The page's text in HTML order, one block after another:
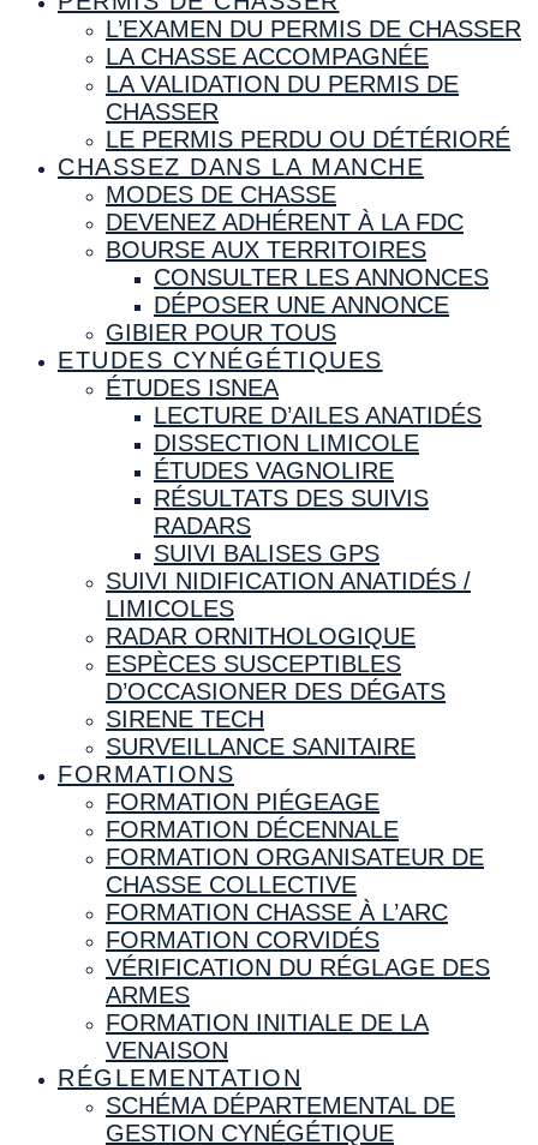
L’EXAMEN DU PERMIS DE CHASSER
LA CHASSE ACCOMPAGNÉE
LA VALIDATION DU PERMIS DE
CHASSER
LE PERMIS PERDU OU DÉTÉRIORÉ
CHASSEZ DANS LA MANCHE
MODES DE CHASSE
DEVENEZ ADHÉRENT À LA FDC
BOURSE AUX TERRITOIRES
CONSULTER LES ANNONCES
DÉPOSER UNE ANNONCE
GIBIER POUR TOUS
ETUDES CYNÉGÉTIQUES
ÉTUDES ISNEA
LECTURE D’AILES ANATIDÉS
DISSECTION LIMICOLE
ÉTUDES VAGNOLIRE
RÉSULTATS DES SUIVIS
RADARS
SUIVI BALISES GPS
SUIVI NIDIFICATION ANATIDÉS /
LIMICOLES
RADAR ORNITHOLOGIQUE
ESPÈCES SUSCEPTIBLES
D’OCCASIONER DES DÉGATS
SIRENE TECH
SURVEILLANCE SANITAIRE
FORMATIONS
FORMATION PIÉGEAGE
FORMATION DÉCENNALE
FORMATION ORGANISATEUR DE
CHASSE COLLECTIVE
FORMATION CHASSE À L’ARC
FORMATION CORVIDÉS
VÉRIFICATION DU RÉGLAGE DES
ARMES
FORMATION INITIALE DE LA
VENAISON
RÉGLEMENTATION
SCHÉMA DÉPARTEMENTAL DE
GESTION CYNÉGÉTIQUE